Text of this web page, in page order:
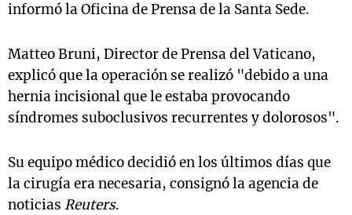
informó la Oficina de Prensa de la Santa Sede.
Matteo Bruni, Director de Prensa del Vaticano,
explicó que la operación se realizó "debido a una
hernia incisional que le estaba provocando
síndromes suboclusivos recurrentes y dolorosos".
Su equipo médico decidió en los últimos días que
la cirugía era necesaria, consignó la agencia de
noticias Reuters.